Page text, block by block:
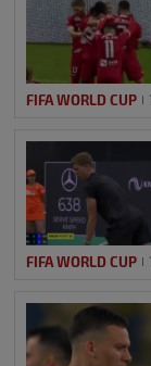
FIFA WORLD CUP
FIFA WORLD CUP